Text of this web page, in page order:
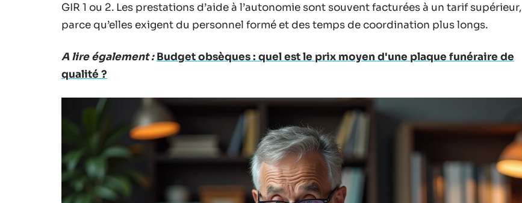
GIR 1 ou 2. Les prestations d’aide à l’autonomie sont souvent facturées à un tarif supérieur,
parce qu’elles exigent du personnel formé et des temps de coordination plus longs.
A lire également : Budget obsèques : quel est le prix moyen d'une plaque funéraire de
qualité ?